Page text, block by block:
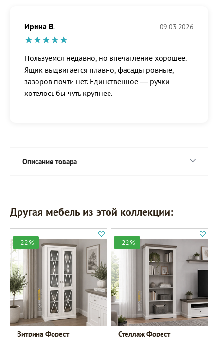
Ирина В. 09.03.2026
Пользуемся недавно, но впечатление хорошее.
Ящик выдвигается плавно, фасады ровные,
зазоров почти нет. Единственное — ручки
хотелось бы чуть крупнее.
Описание товара
Другая мебель из этой коллекции:
-22%
Витрина Форест
-22%
Стеллаж Форест